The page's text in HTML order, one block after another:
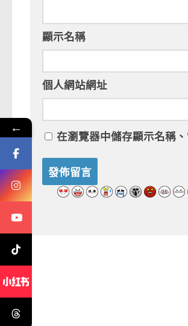
顯示名稱
個人網站網址
在瀏覽器中儲存顯示名稱
←